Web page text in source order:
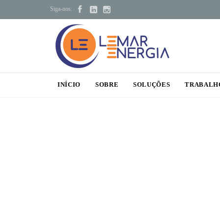
Siga-nos:   
INÍCIO SOBRE SOLUÇÕES